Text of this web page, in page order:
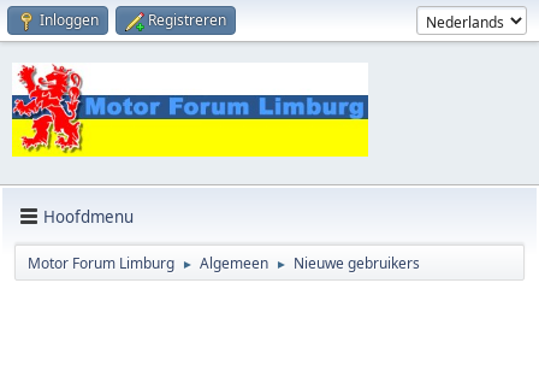
Inloggen Registreren
Hoofdmenu
Motor Forum Limburg ► Algemeen ► Nieuwe gebruikers